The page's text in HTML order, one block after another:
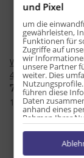
Wish Bone
444ml
7,99 €*
18,00 € pro 1 l
und Pixel
um die
gewährleisten,
Funktionen für
Zugriffe auf
wir
unsere Partner
weiter. Dies
führen diese
Daten
anhand eines
Rahmen Ihrer
Nutzungsdaten
von Cookies
indem Sie auf
dort die